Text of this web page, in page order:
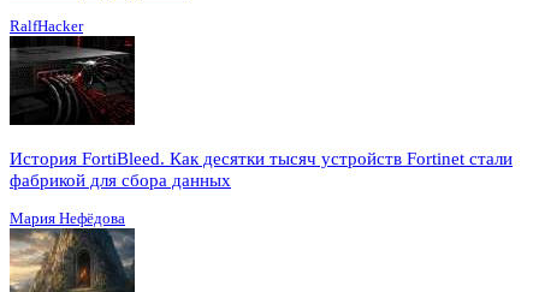
RalfHacker
История FortiBleed. Как десятки тысяч устройств Fortinet стали
фабрикой для сбора данных
Мария Нефёдова